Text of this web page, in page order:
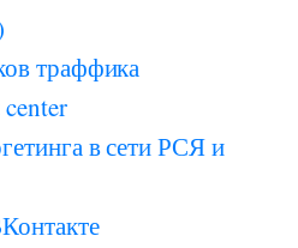
траффика
в сети РСЯ и